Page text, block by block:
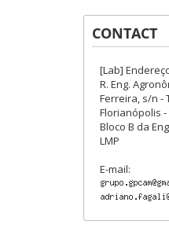
CONTACT
[Lab]
R. Eng.
Ferreira, s/n -
Florianópolis -
Bloco B da
LMP
E-mail: